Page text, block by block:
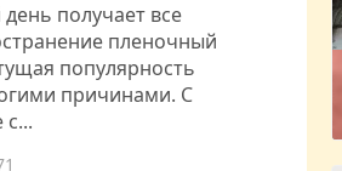
получает все
пленочный
популярность
причинами. С